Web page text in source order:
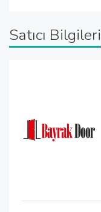
Satıcı Bilgileri